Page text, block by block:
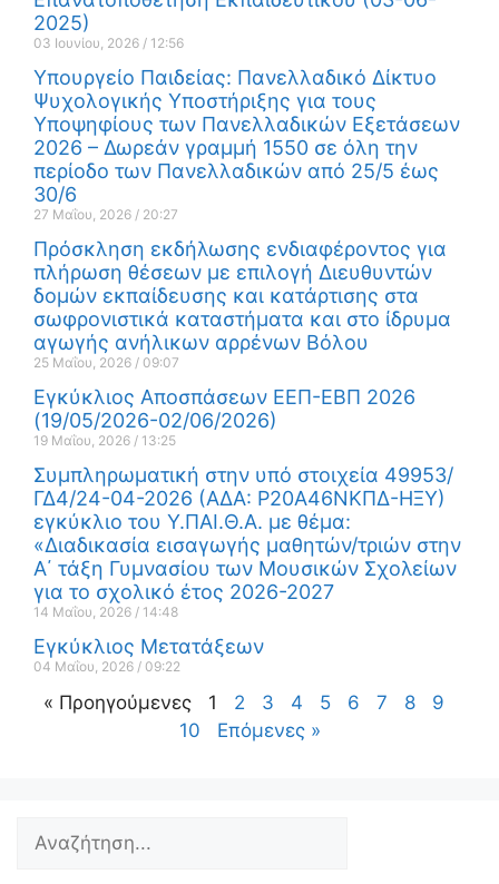
2025)
03 Ιουνίου, 2026 12:56
Υπουργείο Παιδείας: Πανελλαδικό Δίκτυο
Ψυχολογικής Υποστήριξης για τους
Υποψηφίους των Πανελλαδικών Εξετάσεων
2026 – Δωρεάν γραμμή 1550 σε όλη την
περίοδο των Πανελλαδικών από 25/5 έως
30/6
27 Μαΐου, 2026 20:27
Πρόσκληση εκδήλωσης ενδιαφέροντος για
πλήρωση θέσεων με επιλογή Διευθυντών
δομών εκπαίδευσης και κατάρτισης στα
σωφρονιστικά καταστήματα και στο ίδρυμα
αγωγής ανήλικων αρρένων Βόλου
25 Μαΐου, 2026 09:07
Εγκύκλιος Αποσπάσεων ΕΕΠ-ΕΒΠ 2026
(19/05/2026-02/06/2026)
19 Μαΐου, 2026 13:25
Συμπληρωματική στην υπό στοιχεία 49953/
ΓΔ4/24-04-2026 (ΑΔΑ: Ρ20Α46ΝΚΠΔ-ΗΞΥ)
εγκύκλιο του Υ.ΠΑΙ.Θ.Α. με θέμα:
«Διαδικασία εισαγωγής μαθητών/τριών στην
Α΄ τάξη Γυμνασίου των Μουσικών Σχολείων
για το σχολικό έτος 2026-2027
14 Μαΐου, 2026 14:48
Εγκύκλιος Μετατάξεων
04 Μαΐου, 2026 09:22
« Προηγούμενες 1 2 3 4 5 6 7 8
9
10
Επόμενες »